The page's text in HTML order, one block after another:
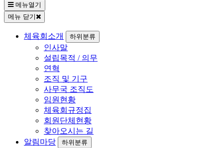
메뉴열기
메뉴 닫기
체육회소개 하위분류
인사말
설립목적 / 의무
연혁
조직 및 기구
사무국 조직도
임원현황
체육회규정집
회원단체현황
찾아오시는 길
알림마당
하위분류